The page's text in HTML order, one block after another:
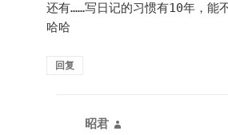
还有……写日记的习惯有10年，能
哈哈
回复
昭君